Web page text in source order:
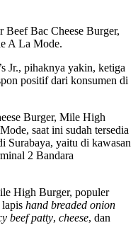
Beef Bac Cheese Burger,
A La Mode.
Jr., pihaknya yakin, ketiga
positif dari konsumen di
Burger, Mile High
saat ini sudah tersedia
Surabaya, yaitu di kawasan
2 Bandara
High Burger, populer
lapis hand breaded onion
beef patty, cheese, dan